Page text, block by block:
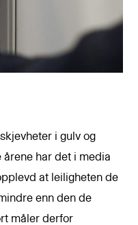
i gulv og
årene har det i media
at leiligheten de
enn den de
måler derfor